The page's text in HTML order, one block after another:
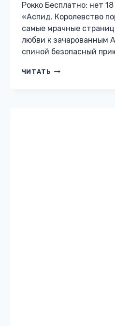
Рокко Бесплатно: нет
«Аспид. Королевство
самые мрачные
любви к зачарованным
спиной безопасный
ЧИТАТЬ АСПИД.